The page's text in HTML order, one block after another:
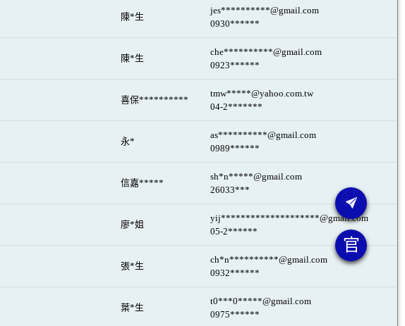
陳*生
jes**********@gmail.com
0930******
陳*生
che**********@gmail.com
0923******
喜保**********
tmw*****@yahoo.com.tw
04-2*******
永*
as**********@gmail.com
0989******
信嘉*****
sh*n*****@gmail.com
26033***
廖*姐
yij********************@gmail.com
05-2******
張*生
ch*n**********@gmail.com
0932******
葉*生
t0***0*****@gmail.com
0975******
官